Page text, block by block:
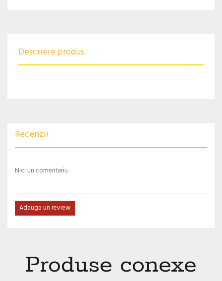
Descriere produs
Recenzii
Nici un comentariu
Adauga un review
Produse conexe